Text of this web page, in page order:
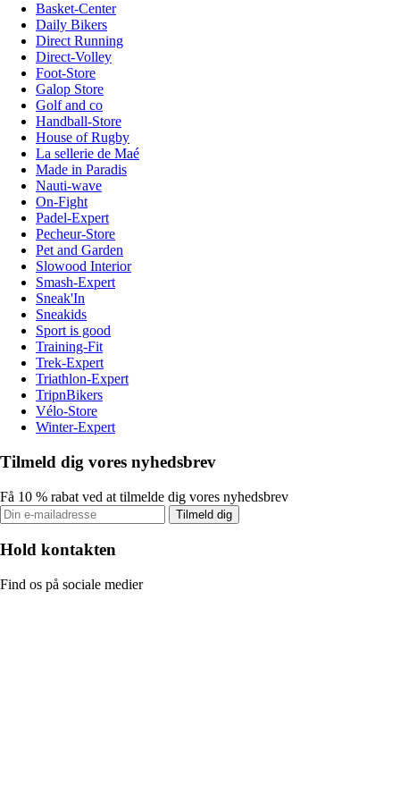
Basket-Center
Daily Bikers
Direct Running
Direct-Volley
Foot-Store
Galop Store
Golf and co
Handball-Store
House of Rugby
La sellerie de Maé
Made in Paradis
Nauti-wave
On-Fight
Padel-Expert
Pecheur-Store
Pet and Garden
Slowood Interior
Smash-Expert
Sneak'In
Sneakids
Sport is good
Training-Fit
Trek-Expert
Triathlon-Expert
TripnBikers
Vélo-Store
Winter-Expert
Tilmeld dig vores nyhedsbrev
Få 10 % rabat ved at tilmelde dig vores nyhedsbrev
Tilmeld dig
Hold kontakten
Find os på sociale medier